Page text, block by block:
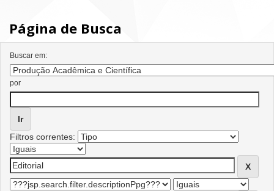
Página de Busca
Buscar em:
por
Filtros correntes: